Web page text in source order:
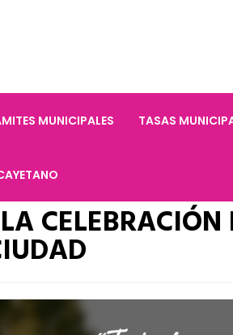
MUNICIPALES TASAS
CELEBRACIÓN